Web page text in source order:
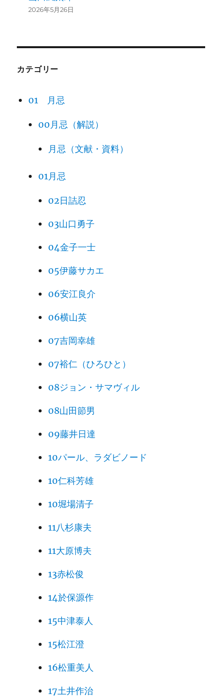
2026年5月26日
カテゴリー
01 月忌
00月忌（解説）
月忌（文献・資料）
01月忌
02日詰忍
03山口勇子
04金子一士
05伊藤サカエ
06安江良介
06横山英
07吉岡幸雄
07裕仁（ひろひと）
08ジョン・サマヴィル
08山田節男
09藤井日達
10パール、ラダビノード
10仁科芳雄
10堀場清子
11八杉康夫
11大原博夫
13赤松俊
14於保源作
15中津泰人
15松江澄
16松重美人
17土井作治